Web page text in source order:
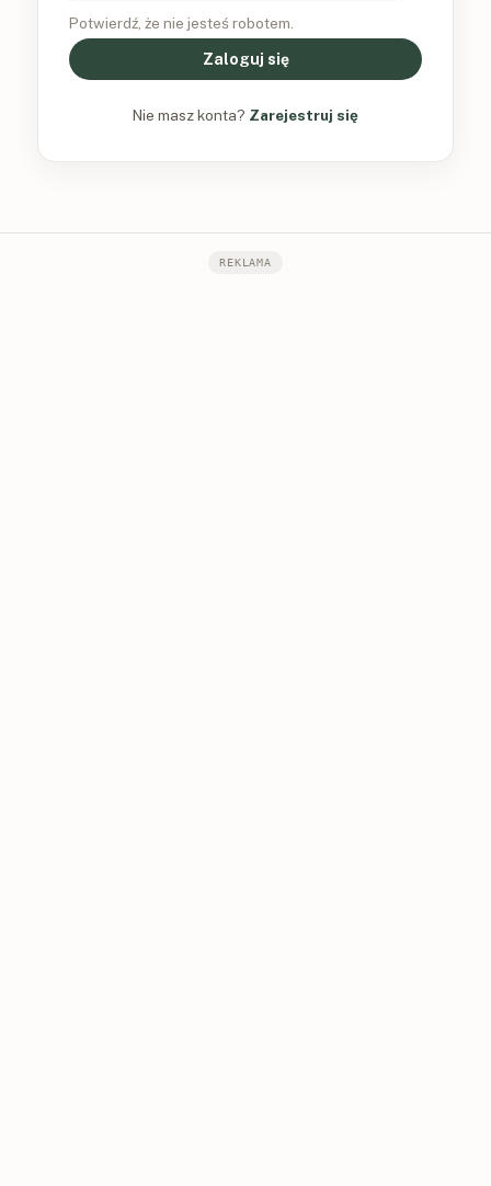
Potwierdź, że nie jesteś robotem.
Zaloguj się
Nie masz konta? Zarejestruj się
REKLAMA